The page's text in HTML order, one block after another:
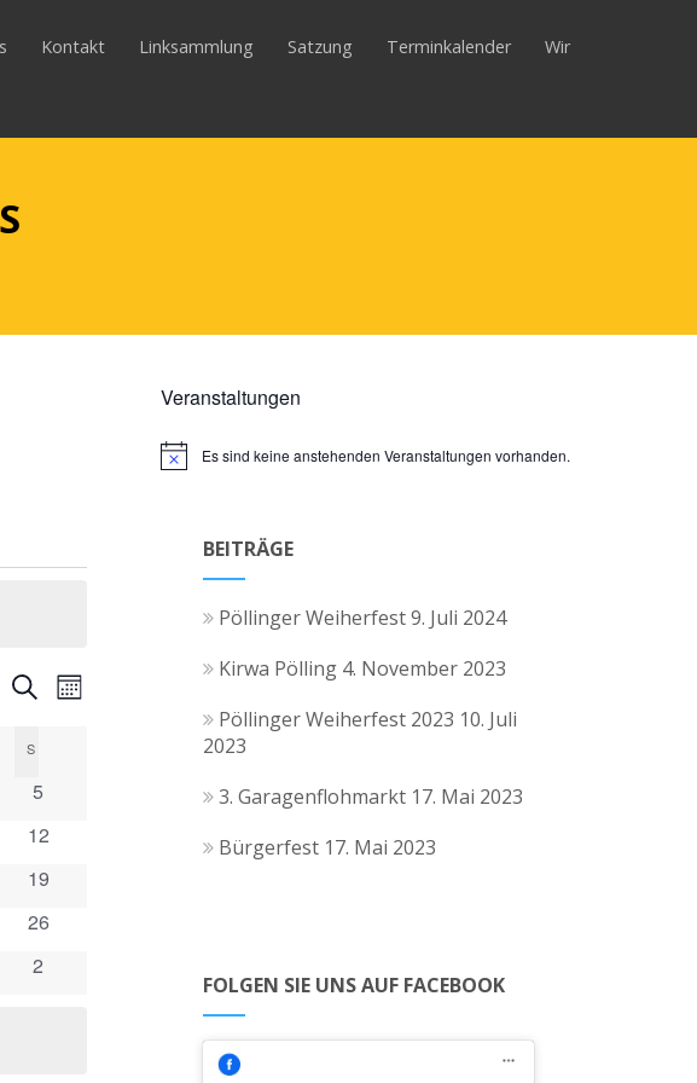
Kontakt Linksammlung Satzung Terminkalender Wir
Veranstaltungen
Suche
und
Ansichten,
Navigation
SucheVeranstaltung
Monat
SSONNTAG
0
5
0
12
0
19
0
26
0
2
Veranstaltungen
HinweisEs sind keine anstehenden Veranstaltungen vorhanden.
BEITRÄGE
Pöllinger Weiherfest9. Juli 2024
Kirwa Pölling 4. November 2023
Pöllinger Weiherfest 2023 10. Juli
2023
3. Garagenflohmarkt 17. Mai 2023
Bürgerfest 17. Mai 2023
FOLGEN SIE UNS AUF FACEBOOK